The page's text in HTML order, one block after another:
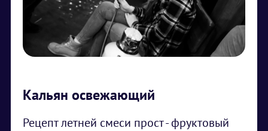
Кальян освежающий
Рецепт летней смеси прост - фруктовый